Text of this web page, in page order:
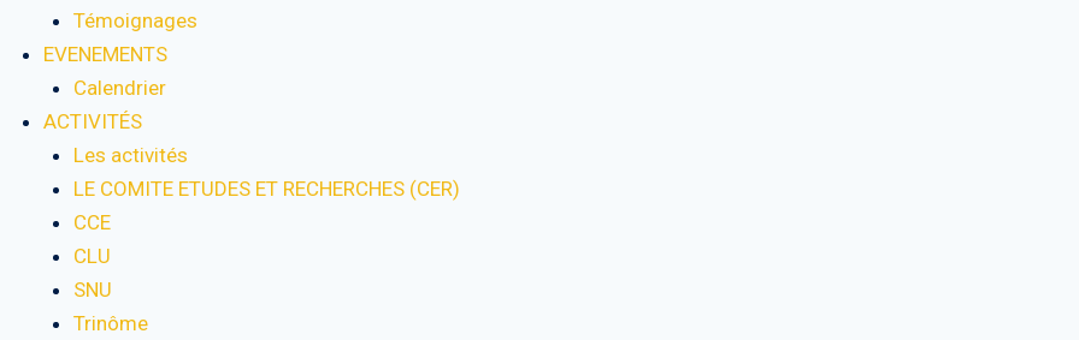
Témoignages
EVENEMENTS
Calendrier
ACTIVITÉS
Les activités
LE COMITE ETUDES ET RECHERCHES (CER)
CCE
CLU
SNU
Trinôme